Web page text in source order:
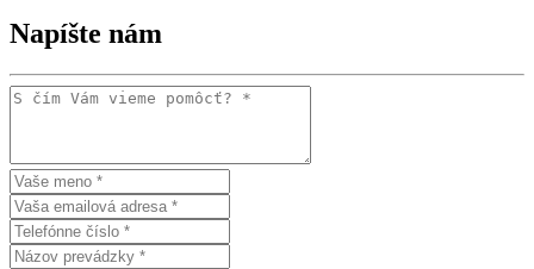
Napíšte nám